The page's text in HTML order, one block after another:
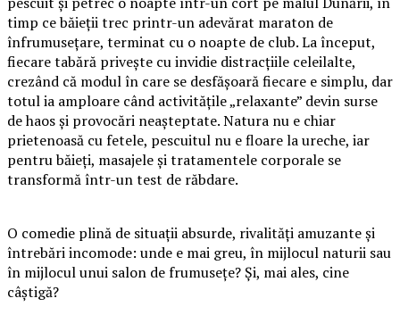
timp ce băieții trec printr-un adevărat maraton de
înfrumusețare, terminat cu o noapte de club. La început,
fiecare tabără privește cu invidie distracțiile celeilalte,
crezând că modul în care se desfășoară fiecare e simplu, dar
totul ia amploare când activitățile „relaxante” devin surse
de haos și provocări neașteptate. Natura nu e chiar
prietenoasă cu fetele, pescuitul nu e floare la ureche, iar
pentru băieți, masajele și tratamentele corporale se
transformă într-un test de răbdare.
O comedie plină de situații absurde, rivalități amuzante și
întrebări incomode: unde e mai greu, în mijlocul naturii sau
în mijlocul unui salon de frumusețe? Și, mai ales, cine
câștigă?